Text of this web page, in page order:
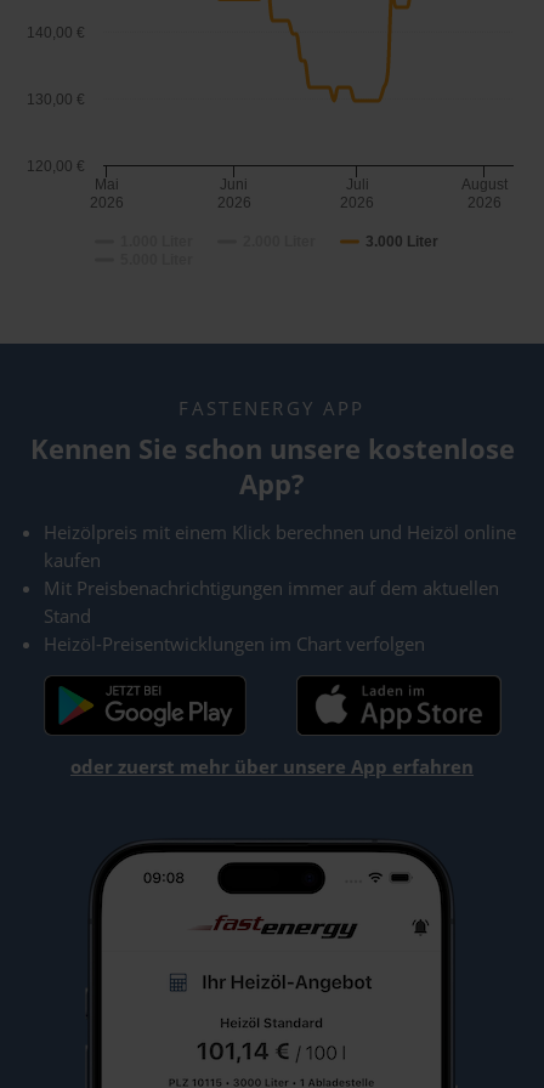
3.000 Liter
Mai
2026
Juni
2026
Juli
2026
August
2026
120,00 €
130,00 €
140,00 €
FASTENERGY APP
Kennen Sie schon unsere kostenlose
App?
Heizölpreis mit einem Klick berechnen und Heizöl online
kaufen
Mit Preisbenachrichtigungen immer auf dem aktuellen
Stand
Heizöl-Preisentwicklungen im Chart verfolgen
oder zuerst mehr über unsere App erfahren